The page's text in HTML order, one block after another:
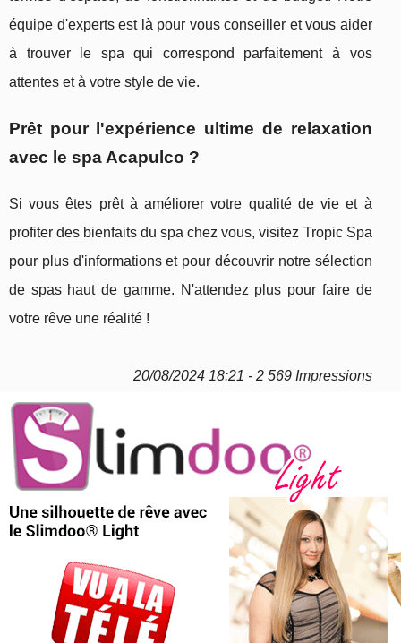
équipe d'experts est là pour vous conseiller et vous aider
à trouver le spa qui correspond parfaitement à vos
attentes et à votre style de vie.
Prêt pour l'expérience ultime de relaxation
avec le spa Acapulco ?
Si vous êtes prêt à améliorer votre qualité de vie et à
profiter des bienfaits du spa chez vous, visitez Tropic Spa
pour plus d'informations et pour découvrir notre sélection
de spas haut de gamme. N'attendez plus pour faire de
votre rêve une réalité !
20/08/2024 18:21 - 2 569 Impressions